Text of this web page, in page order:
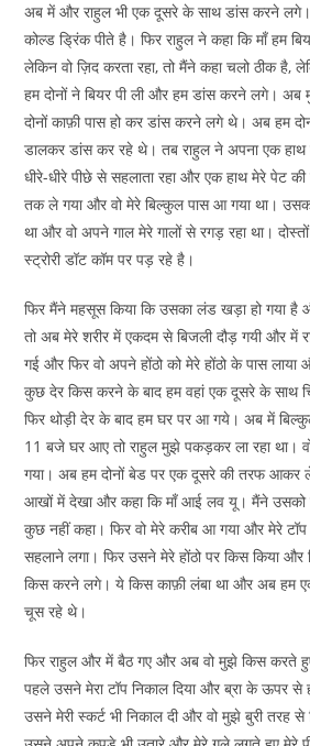
अब में और राहुल भी एक दूसरे के साथ डांस करने लगे।
कोल्ड ड्रिंक पीते है। फिर राहुल ने कहा कि माँ हम
लेकिन वो ज़िद करता रहा, तो मैंने कहा चलो ठीक है,
हम दोनों ने बियर पी ली और हम डांस करने लगे। अब
दोनों काफ़ी पास हो कर डांस करने लगे थे। अब हम
डालकर डांस कर रहे थे। तब राहुल ने अपना एक
धीरे-धीरे पीछे से सहलाता रहा और एक हाथ मेरे पेट
तक ले गया और वो मेरे बिल्कुल पास आ गया था।
था और वो अपने गाल मेरे गालों से रगड़ रहा था।
स्ट्रोरी डॉट कॉम पर पड़ रहे है।
फिर मैंने महसूस किया कि उसका लंड खड़ा हो गया है
तो अब मेरे शरीर में एकदम से बिजली दौड़ गयी और में
गई और फिर वो अपने होंठो को मेरे होंठो के पास
कुछ देर किस करने के बाद हम वहां एक दूसरे के साथ
फिर थोड़ी देर के बाद हम घर पर आ गये। अब में
11 बजे घर आए तो राहुल मुझे पकड़कर ला रहा था।
गया। अब हम दोनों बेड पर एक दूसरे की तरफ आकर
आखों में देखा और कहा कि माँ आई लव यू। मैंने उसको
कुछ नहीं कहा। फिर वो मेरे करीब आ गया और मेरे
सहलाने लगा। फिर उसने मेरे होंठो पर किस किया और
किस करने लगे। ये किस काफ़ी लंबा था और अब हम
चूस रहे थे।
फिर राहुल और में बैठ गए और अब वो मुझे किस करते
पहले उसने मेरा टॉप निकाल दिया और ब्रा के ऊपर से
उसने मेरी स्कर्ट भी निकाल दी और वो मुझे बुरी तरह